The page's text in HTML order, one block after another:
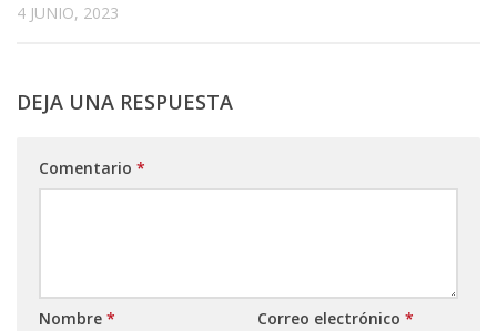
4 JUNIO, 2023
DEJA UNA RESPUESTA
Comentario *
Nombre * Correo electrónico *